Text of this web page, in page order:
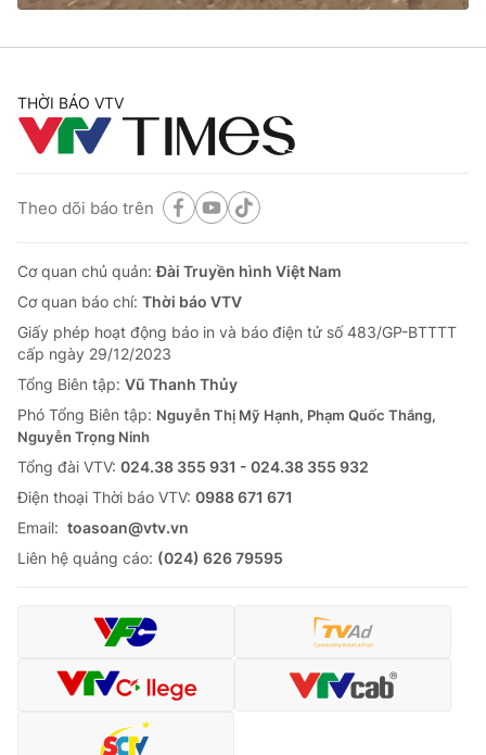
THỜI BÁO VTV
Theo dõi báo trên
Cơ quan chủ quản:Đài Truyền hình Việt Nam
Cơ quan báo chí: Thời báo VTV
Giấy phép hoạt động báo in và báo điện tử số 483/GP-BTTTT
cấp ngày 29/12/2023
Tổng Biên tập: Vũ Thanh Thủy
Phó Tổng Biên tập: Nguyễn Thị Mỹ Hạnh, Phạm Quốc Thắng,
Nguyễn Trọng Ninh
Tổng đài VTV: 024.38 355 931 - 024.38 355 932
Ðiện thoại Thời báo VTV: 0988 671 671
Email: toasoan@vtv.vn
Liên hệ quảng cáo: (024) 626 79595